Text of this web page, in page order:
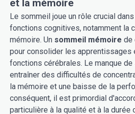
et la mémoire
Le sommeil joue un rôle crucial
fonctions cognitives, notamment la
mémoire. Un sommeil mémoire de
pour consolider les apprentissages
fonctions cérébrales. Le manque
entraîner des difficultés de
la mémoire et une baisse de la
conséquent, il est primordial
particulière à la qualité et à la durée